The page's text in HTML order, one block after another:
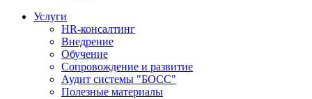
Услуги
HR-консалтинг
Внедрение
Обучение
Сопровождение и развитие
Аудит системы "БОСС"
Полезные материалы